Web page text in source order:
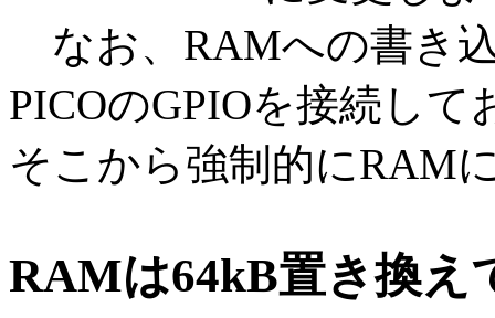
なお、RAMへの書き
PICOのGPIOを接続して
そこから強制的にRAM
RAMは64kB置き換え